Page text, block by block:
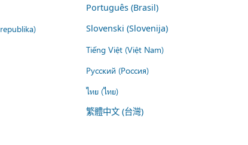
Português (Brasil)
Slovenski (Slovenija)
Tiếng Việt (Việt Nam)
Русский (Россия)
ไทย (ไทย)
繁體中文 (台灣)